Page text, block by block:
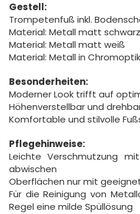
Gestell:
Trompetenfuß inkl.
Material: Metall matt schwarz
Material: Metall matt weiß
Material: Metall in Chromoptik
Besonderheiten:
Moderner Look trifft auf
Höhenverstellbar und
Komfortable und stilvolle
Pflegehinweise:
Leichte Verschmutzung
abwischen
Oberflächen nur mit
Für die Reinigung von
Regel eine milde Spüllösung